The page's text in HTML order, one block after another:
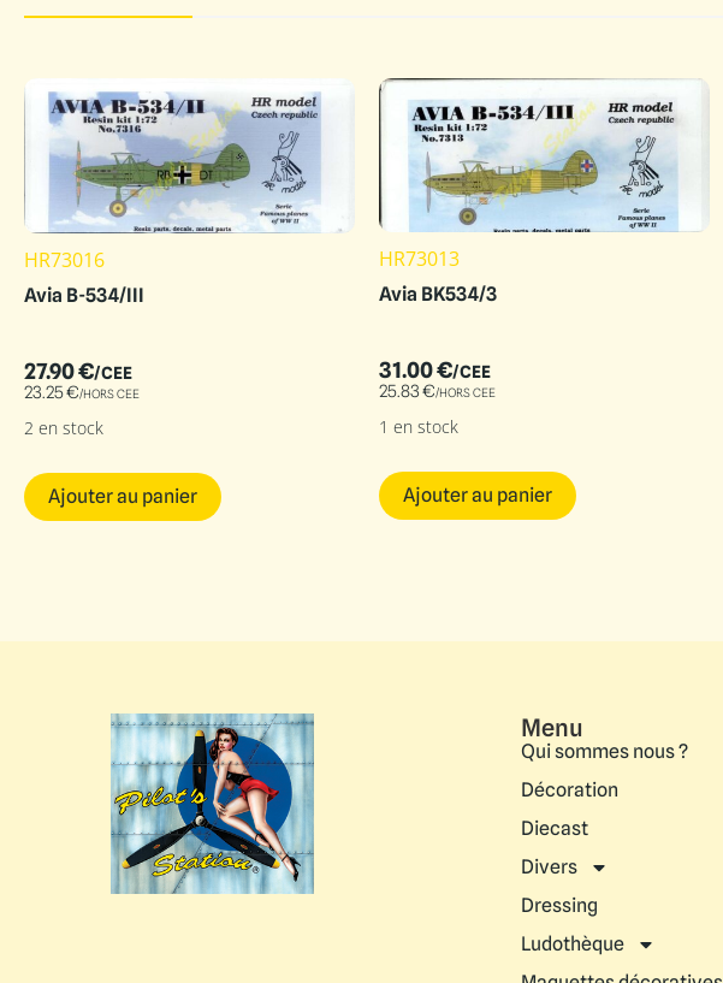
HR73016
Avia B-534/III
27.90€/CEE
23.25€/HORS CEE
2 en stock
Ajouter au panier
HR73013
Avia BK534/3
31.00€/CEE
25.83€/HORS CEE
1 en stock
Ajouter au panier
Menu
Qui sommes nous ?
Décoration
Diecast
Divers
Dressing
Ludothèque